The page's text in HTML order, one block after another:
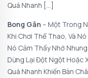
Quá Nhanh […]
Bong Gân – Một Trong
Khi Chơi Thể Thao, Và
Nó Cảm Thấy Nhớ
Dừng Lại Đột Ngột Hoặc
Quá Nhanh Khiến Bàn